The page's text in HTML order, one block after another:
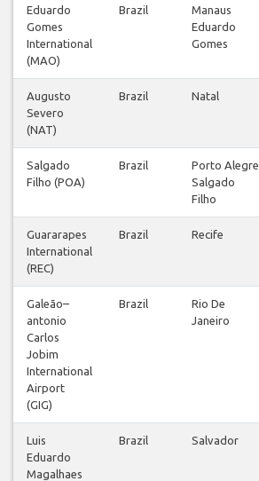
Eduardo
Gomes
International
(MAO)
Brazil
Manaus
Eduardo
Gomes
Augusto
Severo
(NAT)
Brazil Natal
Salgado
Filho (POA)
Brazil
Porto Alegre
Salgado
Filho
Guararapes
International
(REC)
Brazil Recife
Galeão–
antonio
Carlos
Jobim
International
Airport
(GIG)
Brazil
Rio De
Janeiro
Luis
Eduardo
Magalhaes
Brazil Salvador